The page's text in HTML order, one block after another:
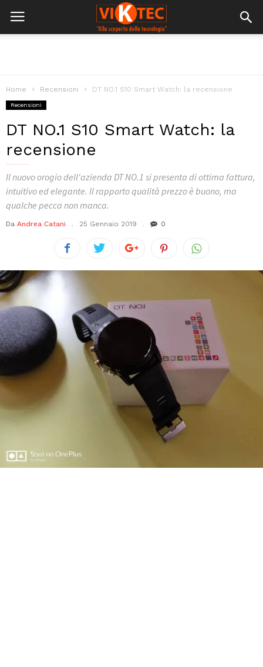
Home Recensioni DT NO.1 S10 Smart Watch: la recensione
Recensioni
DT NO.1 S10 Smart Watch: la
recensione
Il nuovo orogio dell'azienda DT NO.1 si presenta di ottima fattura,
intuitivo ed elegante. Il rapporto qualità prezzo è buono, ma
qualche pecca non manca.
Da Andrea Catani 25 Gennaio 2019 0